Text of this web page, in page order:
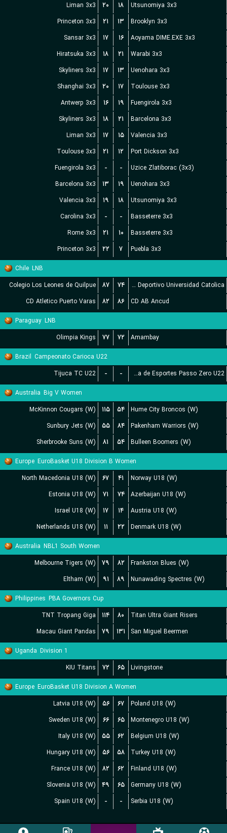
Liman 3x3
۲۰ ۱۸
Utsunomiya 3x3
Princeton 3x3
۲۱ ۱۳
Brooklyn 3x3
Sansar 3x3
۱۷ ۱۶
Aoyama DIME.EXE 3x3
Hiratsuka 3x3
۱۸ ۲۱
Warabi 3x3
Skyliners 3x3
۱۷ ۱۳
Uenohara 3x3
Shanghai 3x3
۲۰ ۱۷
Toulouse 3x3
Antwerp 3x3
۱۶ ۱۹
Fuengirola 3x3
Skyliners 3x3
۱۸ ۲۱
Barcelona 3x3
Liman 3x3
۱۷ ۱۵
Valencia 3x3
Toulouse 3x3
۲۱ ۱۲
Port Dickson 3x3
Fuengirola 3x3
- -
Uzice Zlatiborac (3x3)
Barcelona 3x3
۱۳ ۱۹
Uenohara 3x3
Valencia 3x3
۱۹ ۱۸
Utsunomiya 3x3
Carolina 3x3
- -
Basseterre 3x3
Rome 3x3
۲۱ ۱۰
Basseterre 3x3
Princeton 3x3
۲۲ ۷
Puebla 3x3
Chile LNB
Colegio Los Leones de Quilpue
۸۷ ۷۴
Club Deportivo Universidad Catolica
CD Atletico Puerto Varas
۸۲ ۸۶
CD AB Ancud
Paraguay LNB
Olimpia Kings
۷۷ ۷۲
Amambay
Brazil Campeonato Carioca U22
Tijuca TC U22
- -
Escolinha de Esportes Passo Zero U22
Australia Big V Women
McKinnon Cougars (W)
۱۱۵ ۵۴
Hume City Broncos (W)
Sunbury Jets (W)
۵۵ ۸۴
Pakenham Warriors (W)
Sherbrooke Suns (W)
۸۱ ۵۴
Bulleen Boomers (W)
Europe EuroBasket U18 Division B Women
North Macedonia U18 (W)
۶۷ ۴۱
Norway U18 (W)
Estonia U18 (W)
۷۱ ۷۴
Azerbaijan U18 (W)
Israel U18 (W)
۱۷ ۱۴
Austria U18 (W)
Netherlands U18 (W)
۱۱ ۲۲
Denmark U18 (W)
Australia NBL1 South Women
Melbourne Tigers (W)
۷۹ ۸۲
Frankston Blues (W)
Eltham (W)
۹۱ ۸۹
Nunawading Spectres (W)
Philippines PBA Governors Cup
TNT Tropang Giga
۱۱۴ ۸۰
Titan Ultra Giant Risers
Macau Giant Pandas
۷۹ ۱۳۱
San Miguel Beermen
Uganda Division 1
KIU Titans
۷۲ ۶۵
Livingstone
Europe EuroBasket U18 Division A Women
Latvia U18 (W)
۵۶ ۶۷
Poland U18 (W)
Sweden U18 (W)
۶۶ ۶۵
Montenegro U18 (W)
Italy U18 (W)
۵۵ ۶۲
Belgium U18 (W)
Hungary U18 (W)
۵۶ ۵۸
Turkey U18 (W)
France U18 (W)
۸۲ ۶۲
Finland U18 (W)
Slovenia U18 (W)
۴۹ ۶۵
Germany U18 (W)
Spain U18 (W)
- - Serbia U18 (W)